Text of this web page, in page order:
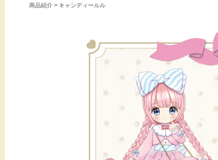
商品紹介 > キャンディールル